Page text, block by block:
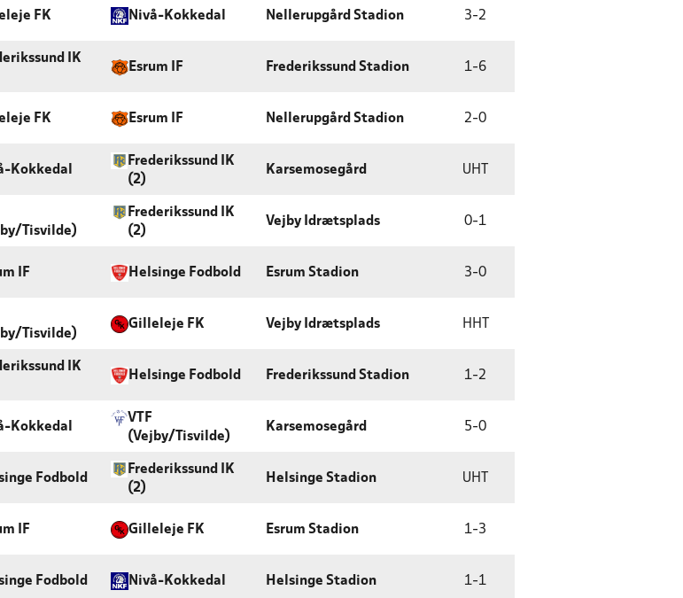
FK Nivå-Kokkedal Nellerupgård Stadion 3-2
IK
Esrum IF Frederikssund Stadion 1-6
FK Esrum IF Nellerupgård Stadion 2-0
Kokkedal
Frederikssund IK
(2)
Karsemosegård UHT
Tisvilde)
Frederikssund IK
(2)
Vejby Idrætsplads 0-1
IF Helsinge Fodbold Esrum Stadion 3-0
Tisvilde)
Gilleleje FK Vejby Idrætsplads HHT
IK
Helsinge Fodbold Frederikssund Stadion 1-2
Kokkedal
VTF
(Vejby/Tisvilde)
Karsemosegård 5-0
Fodbold
Frederikssund IK
(2)
Helsinge Stadion UHT
IF Gilleleje FK Esrum Stadion 1-3
Fodbold Nivå-Kokkedal Helsinge Stadion 1-1